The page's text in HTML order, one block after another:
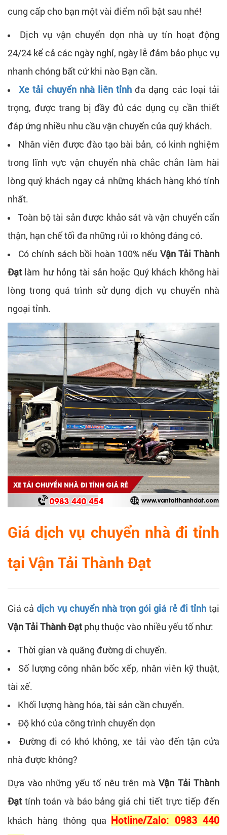
cung cấp cho bạn một vài điểm nổi bật sau nhé!
Dịch vụ vận chuyển dọn nhà uy tín hoạt động
24/24 kể cả các ngày nghỉ, ngày lễ đảm bảo phục vụ
nhanh chóng bất cứ khi nào Bạn cần.
Xe tải chuyển nhà liên tỉnh đa dạng các loại tải
trọng, được trang bị đầy đủ các dụng cụ cần thiết
đáp ứng nhiều nhu cầu vận chuyển của quý khách.
Nhân viên được đào tạo bài bản, có kinh nghiệm
trong lĩnh vực vận chuyển nhà chắc chắn làm hài
lòng quý khách ngay cả những khách hàng khó tính
nhất.
Toàn bộ tài sản được khảo sát và vận chuyển cẩn
thận, hạn chế tối đa những rủi ro không đáng có.
Có chính sách bồi hoàn 100% nếu Vận Tải Thành
Đạt làm hư hỏng tài sản hoặc Quý khách không hài
lòng trong quá trình sử dụng dịch vụ chuyển nhà
ngoại tỉnh.
Giá dịch vụ chuyển nhà đi tỉnh
tại Vận Tải Thành Đạt
Giá cảdịch vụ chuyển nhà trọn gói giá rẻ đi tỉnhtại
Vận Tải Thành Đạt phụ thuộc vào nhiều yếu tố như:
Thời gian và quãng đường di chuyển.
Số lượng công nhân bốc xếp, nhân viên kỹ thuật,
tài xế.
Khối lượng hàng hóa, tài sản cần chuyển.
Độ khó của công trình chuyển dọn
Đường đi có khó không, xe tải vào đến tận cửa
nhà được không?
Dựa vào những yếu tố nêu trên mà Vận Tải Thành
Đạt tính toán và báo bảng giá chi tiết trực tiếp đến
khách hàng thông qua Hotline/Zalo: 0983 440